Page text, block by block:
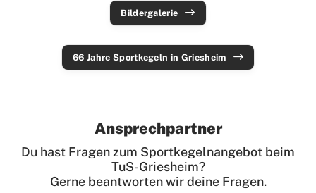
Bildergalerie
66 Jahre Sportkegeln in Griesheim
Ansprechpartner
Du hast Fragen zum Sportkegelnangebot beim
TuS-Griesheim?
Gerne beantworten wir deine Fragen.
Tischtennis
Triathlon
Wettkampfturnen
Volleyball